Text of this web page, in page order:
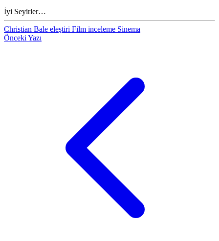
İyi Seyirler…
Christian Bale eleştiri Film inceleme Sinema
Önceki Yazı